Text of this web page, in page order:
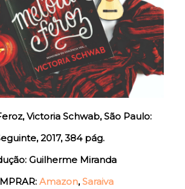
Victoria Schwab, São Paulo:
2017, 384 pág.
Guilherme Miranda
Amazon,Saraiva